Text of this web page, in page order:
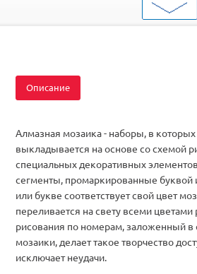
Пейзаж
Описание
Алмазная мозаика - наборы, в
выкладывается на основе со схемой
специальных декоративных
сегменты, промаркированные
или букве соответствует свой цвет
переливается на свету всеми
рисования по номерам, заложенный в
мозаики, делает такое творчество
исключает неудачи.